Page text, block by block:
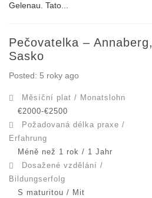
Gelenau. Tato...
Pečovatelka – Annaberg,
Sasko
Posted: 5 roky ago
Měsíční plat / Monatslohn
€2000-€2500
Požadovaná délka praxe /
Erfahrung
Méně než 1 rok / 1 Jahr
Dosažené vzdělání /
Bildungserfolg
S maturitou / Mit